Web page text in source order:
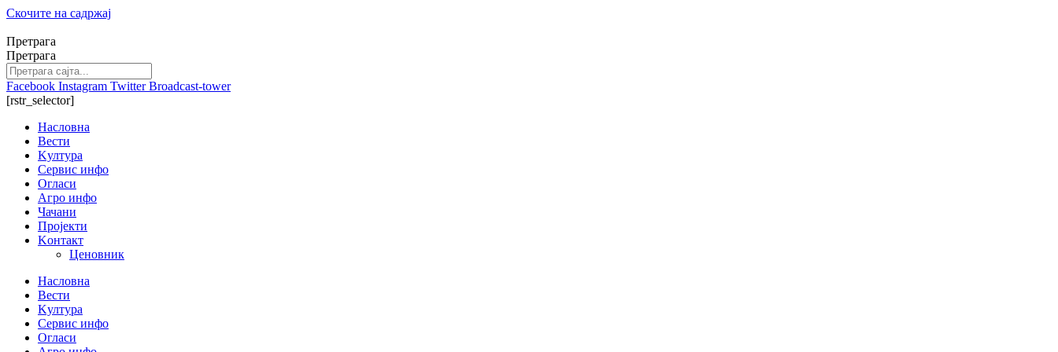
Скочите на садржај
Претрага
Претрага
Facebook Instagram Twitter Broadcast-tower
[rstr_selector]
Насловна
Вести
Kултура
Сервис инфо
Огласи
Агро инфо
Чачани
Пројекти
Kонтакт
Ценовник
Насловна
Вести
Kултура
Сервис инфо
Огласи